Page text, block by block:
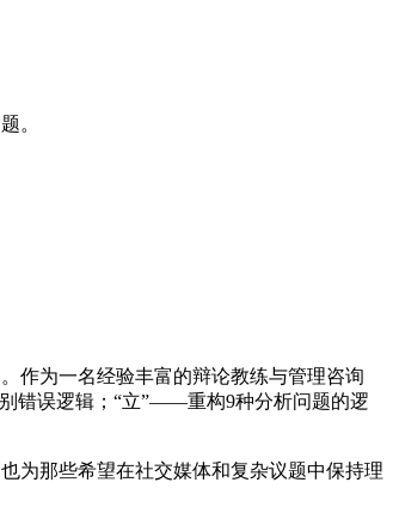
。
作为一名经验丰富的辩论教练与管理咨询
错误逻辑；“立”——重构9种分析问题的逻
为那些希望在社交媒体和复杂议题中保持理